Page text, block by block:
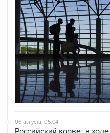
06 августа, 05:04
крылатой ракеты из